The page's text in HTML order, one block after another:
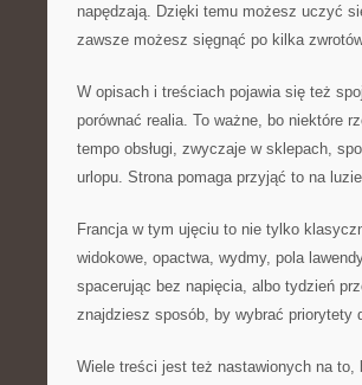
napędzają. Dzięki temu możesz uczyć
zawsze możesz sięgnąć po kilka
W opisach i treściach pojawia się też
porównać realia. To ważne, bo niektóre
tempo obsługi, zwyczaje w sklepach,
urlopu. Strona pomaga przyjąć to na
Francja w tym ujęciu to nie tylko
widokowe, opactwa, wydmy, pola
spacerując bez napięcia, albo tydzień
znajdziesz sposób, by wybrać priorytety
Wiele treści jest też nastawionych na to,